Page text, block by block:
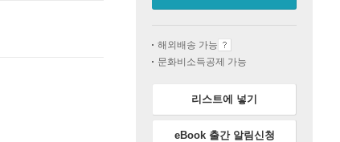
해외배송 가능
문화비소득공제 가능
리스트에 넣기
eBook 출간 알림신청